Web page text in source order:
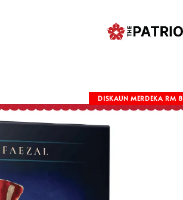
DISKAUN MERDEKA RM 8